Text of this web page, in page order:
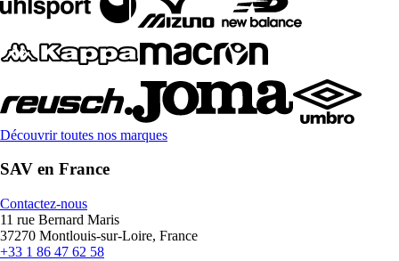
Découvrir toutes nos marques
SAV en France
Contactez-nous
11 rue Bernard Maris
37270 Montlouis-sur-Loire, France
+33 1 86 47 62 58